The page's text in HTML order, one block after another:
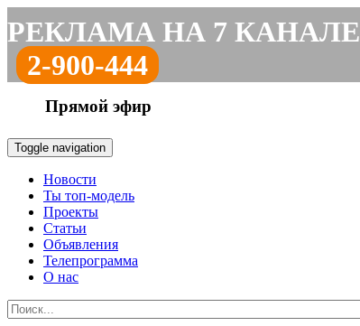
РЕКЛАМА НА 7 КАНАЛЕ
2-900-444
Прямой эфир
Toggle navigation
Новости
Ты топ-модель
Проекты
Статьи
Объявления
Телепрограмма
О нас